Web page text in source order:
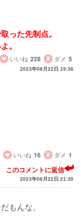
った先制点。
。
いいね 228 ダメ 5
2023年08月22日 19:36
いいね 16 ダメ 1
このコメントに返信
2023年08月22日 21:30
もんな。